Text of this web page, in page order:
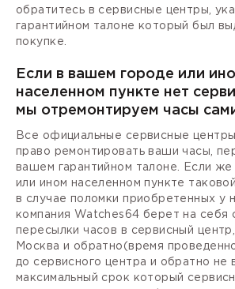
обратитесь в сервисные центры,
гарантийном талоне который был
покупке.
Если в вашем городе или
населенном пункте нет
мы отремонтируем часы
Все официальные сервисные
право ремонтировать ваши часы,
вашем гарантийном талоне. Если
или ином населенном пункте
в случае поломки приобретенных у
компания Watches64 берет на себя
пересылки часов в сервисный
Москва и обратно(время
до сервисного центра и обратно не
максимальный срок который